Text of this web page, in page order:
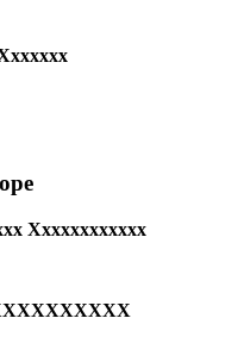
Xxxxxxxxxxxx